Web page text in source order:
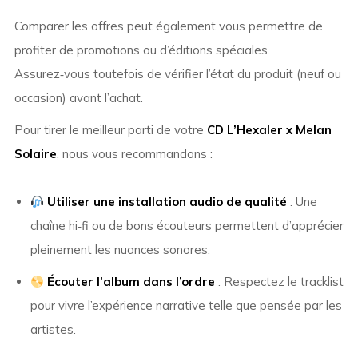
Comparer les offres peut également vous permettre de
profiter de promotions ou d’éditions spéciales.
Assurez‑vous toutefois de vérifier l’état du produit (neuf ou
occasion) avant l’achat.
Pour tirer le meilleur parti de votre CD L’Hexaler x Melan
Solaire, nous vous recommandons :
Utiliser une installation audio de qualité : Une
chaîne hi‑fi ou de bons écouteurs permettent d’apprécier
pleinement les nuances sonores.
Écouter l’album dans l’ordre : Respectez le tracklist
pour vivre l’expérience narrative telle que pensée par les
artistes.